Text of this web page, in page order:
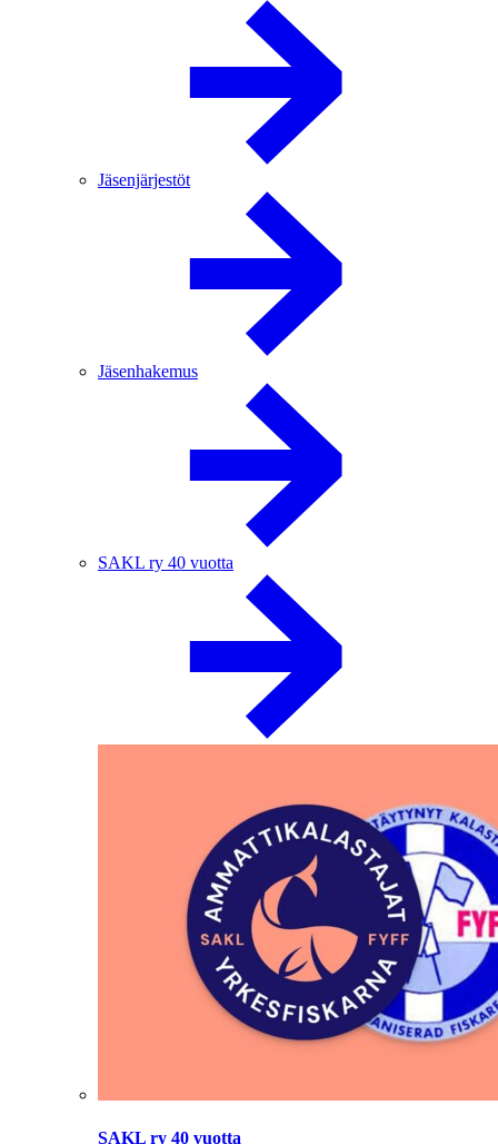
Jäsenjärjestöt
Jäsenhakemus
SAKL ry 40 vuotta
SAKL ry 40 vuotta